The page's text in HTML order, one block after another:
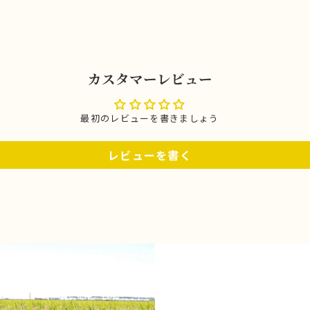
カスタマーレビュー
最初のレビューを書きましょう
レビューを書く